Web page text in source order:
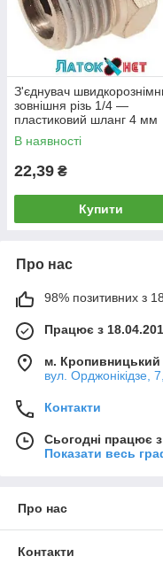
З'єднувач
зовнішня різь 1/4 —
пластиковий шланг 4 мм
SPC04-02 Airkraft
В наявності
22,39 ₴
Купити
Про нас
98% позитивних з
Працює з
м. Кропивницький
вул. Орджонікідзе,
Контакти
Сьогодні працює
Показати весь
Про нас
Контакти